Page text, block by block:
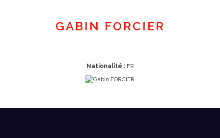
GABIN FORCIER
Nationalité :FR